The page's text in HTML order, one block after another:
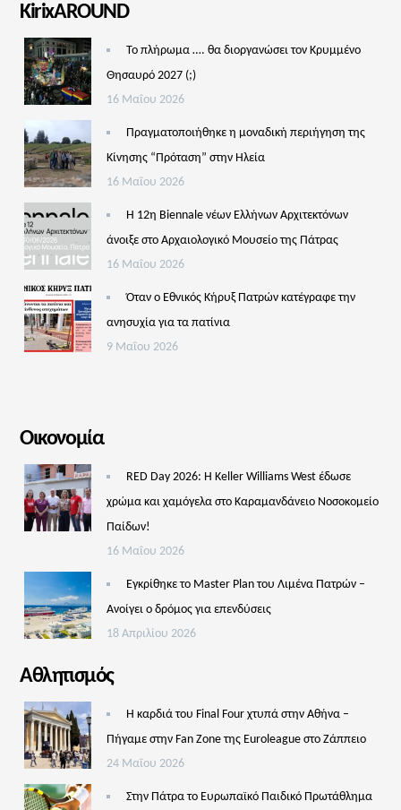
KirixAROUND
Το πλήρωμα …. θα διοργανώσει τον Κρυμμένο
Θησαυρό 2027 (;)
16 Μαΐου 2026
Πραγματοποιήθηκε η μοναδική περιήγηση της
Κίνησης “Πρόταση” στην Ηλεία
16 Μαΐου 2026
Η 12η Biennale νέων Ελλήνων Αρχιτεκτόνων
άνοιξε στο Αρχαιολογικό Μουσείο της Πάτρας
16 Μαΐου 2026
Όταν ο Εθνικός Κήρυξ Πατρών κατέγραφε την
ανησυχία για τα πατίνια
9 Μαΐου 2026
Οικονομία
RED Day 2026: Η Keller Williams West έδωσε
χρώμα και χαμόγελα στο Καραμανδάνειο Νοσοκομείο
Παίδων!
16 Μαΐου 2026
Εγκρίθηκε το Master Plan του Λιμένα Πατρών –
Aνοίγει ο δρόμος για επενδύσεις
18 Απριλίου 2026
Αθλητισμός
Η καρδιά του Final Four χτυπά στην Αθήνα –
Πήγαμε στην Fan Zone της Euroleague στο Ζάππειο
24 Μαΐου 2026
Στην Πάτρα το Ευρωπαϊκό Παιδικό Πρωτάθλημα